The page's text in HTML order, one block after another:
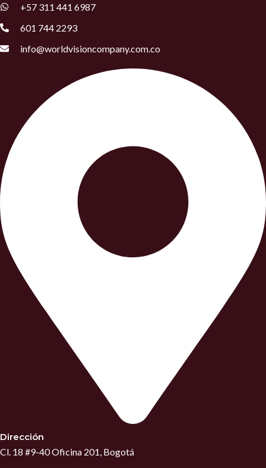
+57 311 441 6987
601 744 2293
info@worldvisioncompany.com.co
Dirección
Cl. 18 #9-40 Oficina 201, Bogotá